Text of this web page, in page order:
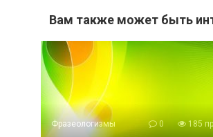
Вам также может быть
Фразеологизмы 0 185